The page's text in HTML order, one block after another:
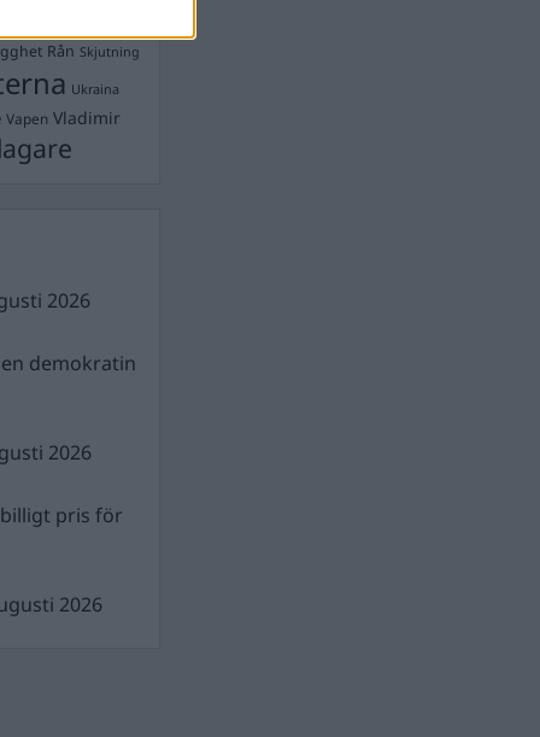
Rån Skjutning
Ukraina
Vapen Vladimir
2026
demokratin
2026
pris för
2026